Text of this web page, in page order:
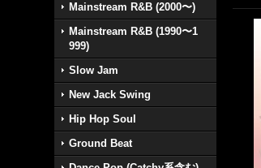
Mainstream R&B (2000〜)
Mainstream R&B (1990〜1
999)
Slow Jam
New Jack Swing
Hip Hop Soul
Ground Beat